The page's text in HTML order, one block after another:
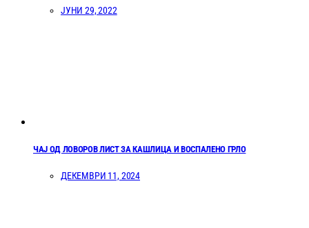
ЈУНИ 29, 2022
ЧАЈ ОД ЛОВОРОВ ЛИСТ ЗА КАШЛИЦА И ВОСПАЛЕНО ГРЛО
ДЕКЕМВРИ 11, 2024